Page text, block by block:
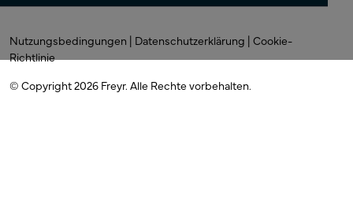
Nutzungsbedingungen | Datenschutzerklärung | Cookie-
Richtlinie
© Copyright 2026 Freyr. Alle Rechte vorbehalten.